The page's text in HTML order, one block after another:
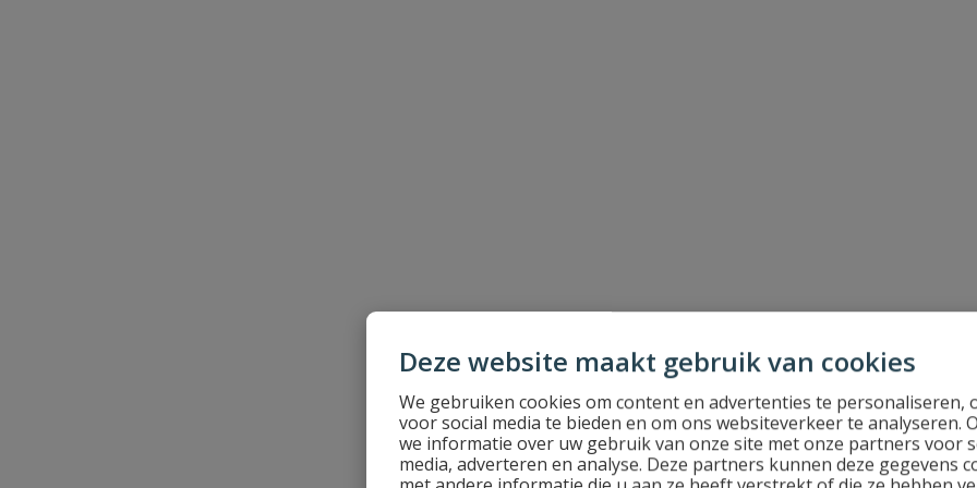
Deze website maakt gebruik van cookies
We gebruiken cookies om content en advertenties te personaliseren,
voor social media te bieden en om ons websiteverkeer te analyseren.
we informatie over uw gebruik van onze site met onze partners voor
media, adverteren en analyse. Deze partners kunnen deze gegevens